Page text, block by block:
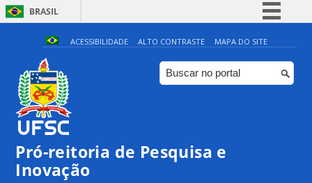
BRASIL
Simplifique!
Comunica BR
Participe
Canais
ACESSIBILIDADE ALTO CONTRASTE MAPA DO SITE
Pró-reitoria de Pesquisa e
Inovação